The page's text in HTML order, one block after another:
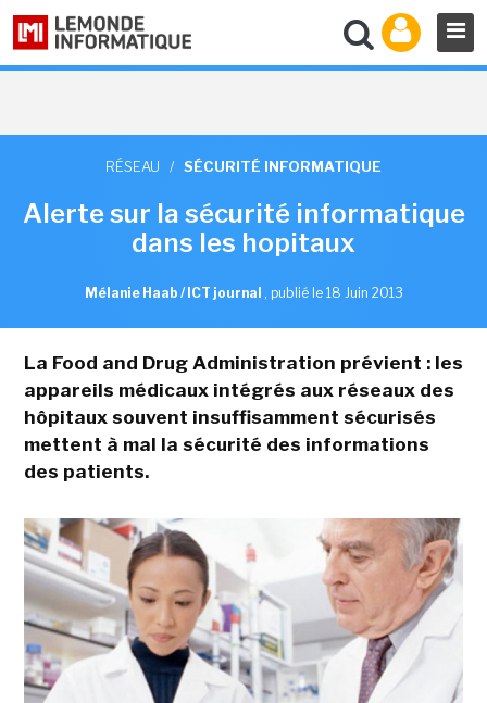
RÉSEAU / SÉCURITÉ INFORMATIQUE
Alerte sur la sécurité informatique
dans les hopitaux
Mélanie Haab / ICT journal , publié le 18 Juin 2013
La Food and Drug Administration prévient : les
appareils médicaux intégrés aux réseaux des
hôpitaux souvent insuffisamment sécurisés
mettent à mal la sécurité des informations
des patients.